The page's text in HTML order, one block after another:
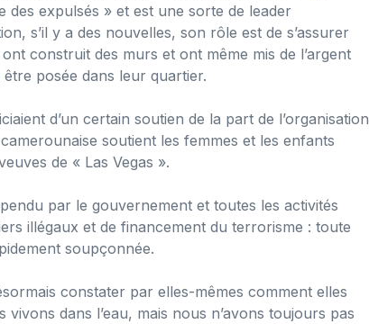
des expulsés » et est une sorte de leader
s’il y a des nouvelles, son rôle est de s’assurer
construit des murs et ont même mis de l’argent
posée dans leur quartier.
d’un certain soutien de la part de l’organisation
soutient les femmes et les enfants
de « Las Vegas ».
par le gouvernement et toutes les activités
illégaux et de financement du terrorisme : toute
soupçonnée.
constater par elles-mêmes comment elles
dans l’eau, mais nous n’avons toujours pas